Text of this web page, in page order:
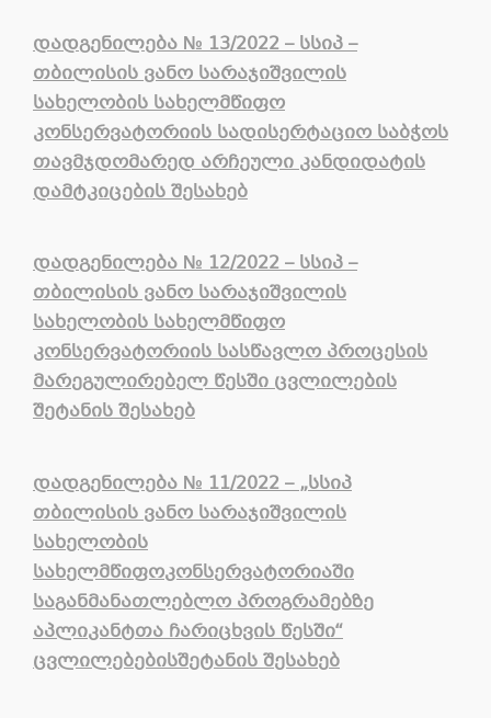
დადგენილება№ 13/2022 –სსიპ–
თბილისის ვანო სარაჯიშვილის
სახელობის სახელმწიფო
კონსერვატორიის სადისერტაციო საბჭოს
თავმჯდომარედ არჩეული კანდიდატის
დამტკიცების შესახებ
დადგენილება№ 12/2022 – სსიპ –
თბილისის ვანო სარაჯიშვილის
სახელობის სახელმწიფო
კონსერვატორიის სასწავლო პროცესის
მარეგულირებელ წესში ცვლილების
შეტანის შესახებ
დადგენილება№ 11/2022 –„სსიპ
თბილისის ვანო სარაჯიშვილის
სახელობის
სახელმწიფოკონსერვატორიაში
საგანმანათლებლო პროგრამებზე
აპლიკანტთა ჩარიცხვის წესში“
ცვლილებებისშეტანის შესახებ